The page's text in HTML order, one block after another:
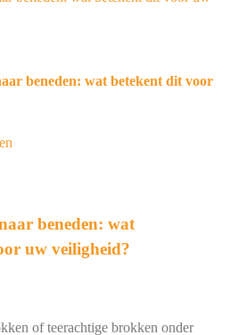
beneden: wat betekent dit voor
beneden: wat
uw veiligheid?
of teerachtige brokken onder